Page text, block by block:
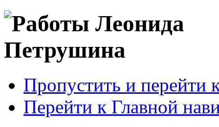
Пропустить и перейти
Перейти к Главной